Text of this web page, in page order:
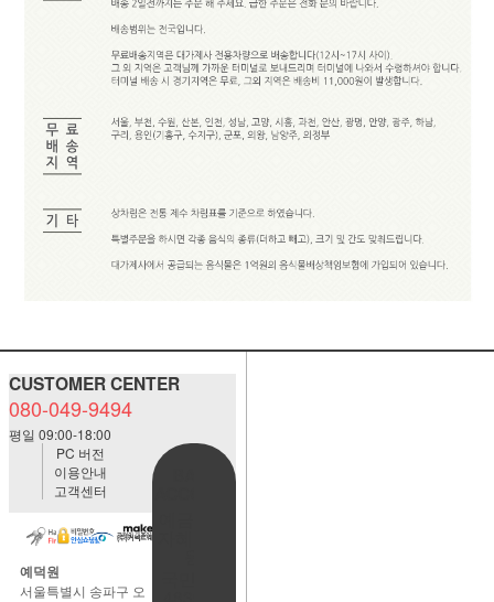
CUSTOMER CENTER
080-049-9494
평일 09:00-18:00
PC 버전
이용안내
고객센터
예덕원
서울특별시 송파구 오